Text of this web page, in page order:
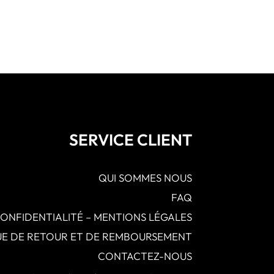
SERVICE CLIENT
QUI SOMMES NOUS
FAQ
– MENTIONS LÉGALES
DE RETOUR ET DE REMBOURSEMENT
CONTACTEZ-NOUS